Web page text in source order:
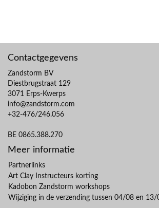
Contactgegevens
Zandstorm BV
Diestbrugstraat 129
3071 Erps-Kwerps
info@zandstorm.com
+32-476/246.056
BE 0865.388.270
Meer informatie
Partnerlinks
Art Clay Instructeurs korting
Kadobon Zandstorm workshops
Wijziging in de verzending tussen 04/08 en 13/